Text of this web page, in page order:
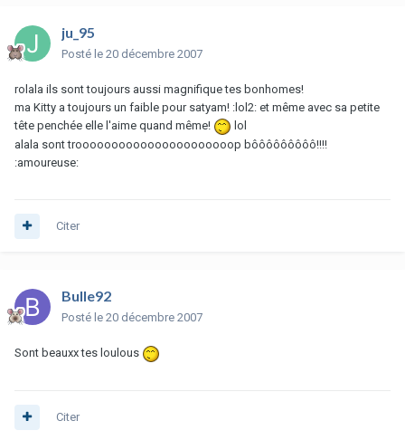
ju_95
Posté le 20 décembre 2007
rolala ils sont toujours aussi magnifique tes bonhomes!
ma Kitty a toujours un faible pour satyam! :lol2: et même avec sa petite
tête penchée elle l'aime quand même!
lol
alala sont troooooooooooooooooooooop bôôôôôôôôô!!!!
:amoureuse:
Citer
Bulle92
Posté le 20 décembre 2007
Sont beauxx tes loulous
Citer